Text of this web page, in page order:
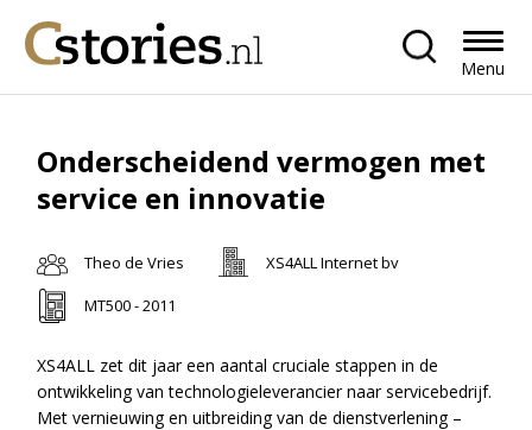
Menu
Onderscheidend vermogen met
service en innovatie
Theo de Vries
XS4ALL Internet bv
MT500 - 2011
XS4ALL zet dit jaar een aantal cruciale stappen in de
ontwikkeling van technologieleverancier naar servicebedrijf.
Met vernieuwing en uitbreiding van de dienstverlening –